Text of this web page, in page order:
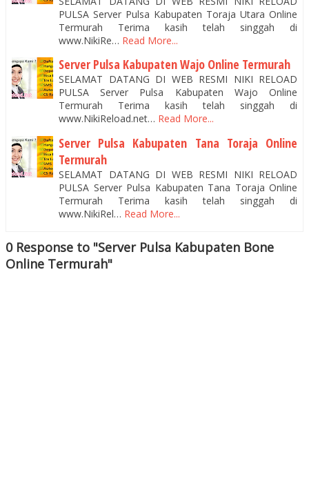
PULSA Server Pulsa Kabupaten Toraja Utara Online
Termurah Terima kasih telah singgah di
www.NikiRe… Read More...
Server Pulsa Kabupaten Wajo Online Termurah
SELAMAT DATANG DI WEB RESMI NIKI RELOAD
PULSA Server Pulsa Kabupaten Wajo Online
Termurah Terima kasih telah singgah di
www.NikiReload.net… Read More...
Server Pulsa Kabupaten Tana Toraja Online
Termurah
SELAMAT DATANG DI WEB RESMI NIKI RELOAD
PULSA Server Pulsa Kabupaten Tana Toraja Online
Termurah Terima kasih telah singgah di
www.NikiRel… Read More...
0 Response to "Server Pulsa Kabupaten Bone
Online Termurah"